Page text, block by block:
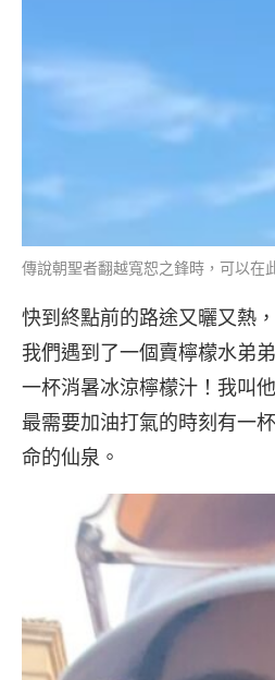
傳說朝聖者翻越寬恕之鋒時，可以在
快到終點前的路途又曬又熱
我們遇到了一個賣檸檬水弟
一杯消暑冰涼檸檬汁！我叫
最需要加油打氣的時刻有一
命的仙泉。